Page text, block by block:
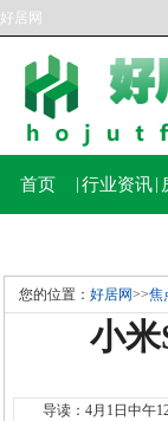
好居网
首页 行业资讯
您的位置： 好居网>>焦
小
导读：4月1日中午12